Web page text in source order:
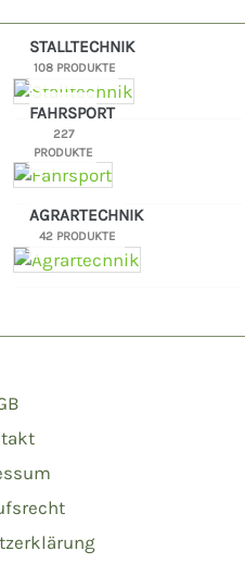
STALLTECHNIK
108 PRODUKTE
FAHRSPORT
227
PRODUKTE
AGRARTECHNIK
42 PRODUKTE